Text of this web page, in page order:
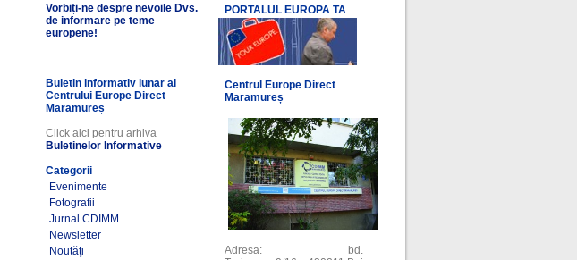
Vorbiți-ne despre nevoile Dvs.
de informare pe teme
europene!
Buletin informativ lunar al
Centrului Europe Direct
Maramureș
Click aici pentru arhiva
Buletinelor Informative
Categorii
Evenimente
Fotografii
Jurnal CDIMM
Newsletter
Noutăţi
PORTALUL EUROPA TA
Centrul Europe Direct
Maramureș
Adresa: bd.